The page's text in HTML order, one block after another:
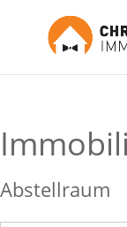
Abstellraum